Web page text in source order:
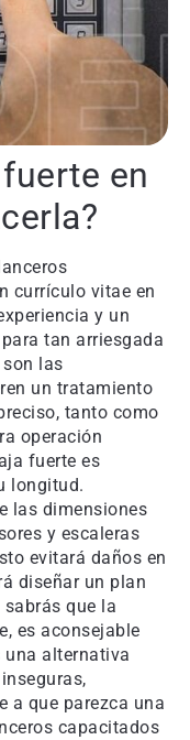
en
currículo vitae en
y un
tan arriesgada
las
un tratamiento
tanto como
operación
fuerte es
longitud.
las dimensiones
y escaleras
evitará daños en
diseñar un plan
que la
es aconsejable
una alternativa
a que parezca una
capacitados